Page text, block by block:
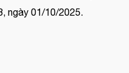
ngày 01/10/2025.